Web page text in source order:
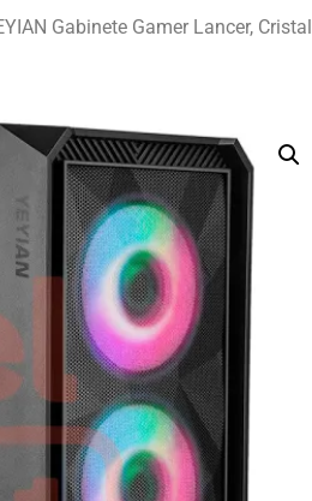
Gabinete Gamer Lancer, Cristal